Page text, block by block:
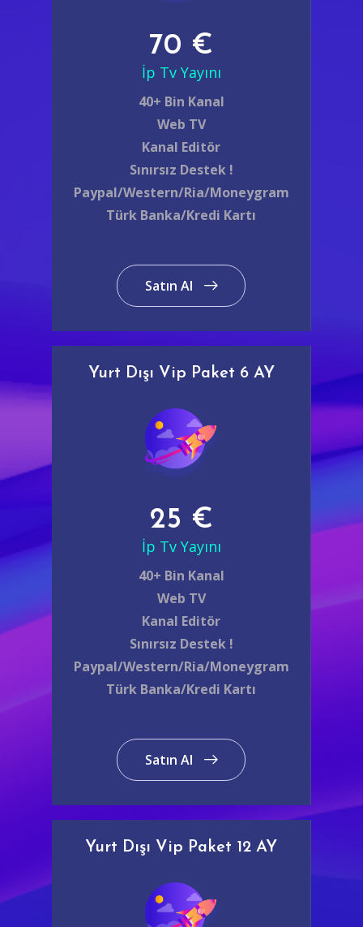
70 €
İp Tv Yayını
40+ Bin Kanal
Web TV
Kanal Editör
Sınırsız Destek !
Paypal/Western/Ria/Moneygram
Türk Banka/Kredi Kartı
Satın Al
Yurt Dışı Vip Paket 6 AY
25 €
İp Tv Yayını
40+ Bin Kanal
Web TV
Kanal Editör
Sınırsız Destek !
Paypal/Western/Ria/Moneygram
Türk Banka/Kredi Kartı
Satın Al
Yurt Dışı Vip Paket 12 AY